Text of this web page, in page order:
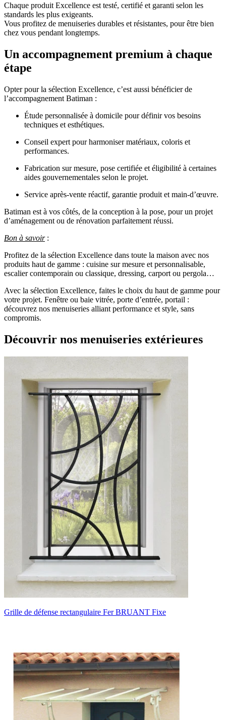
Chaque produit Excellence est testé, certifié et garanti selon les
standards les plus exigeants.
Vous profitez de menuiseries durables et résistantes, pour être bien
chez vous pendant longtemps.
Un accompagnement premium à chaque
étape
Opter pour la sélection Excellence, c’est aussi bénéficier de
l’accompagnement Batiman :
Étude personnalisée à domicile pour définir vos besoins
techniques et esthétiques.
Conseil expert pour harmoniser matériaux, coloris et
performances.
Fabrication sur mesure, pose certifiée et éligibilité à certaines
aides gouvernementales selon le projet.
Service après-vente réactif, garantie produit et main-d’œuvre.
Batiman est à vos côtés, de la conception à la pose, pour un projet
d’aménagement ou de rénovation parfaitement réussi.
Bon à savoir:
Profitez de la sélection Excellence dans toute la maison avec nos
produits haut de gamme : cuisine sur mesure et personnalisable,
escalier contemporain ou classique, dressing, carport ou pergola…
Avec la sélection Excellence, faites le choix du haut de gamme pour
votre projet. Fenêtre ou baie vitrée, porte d’entrée, portail :
découvrez nos menuiseries alliant performance et style, sans
compromis.
Découvrir nos menuiseries extérieures
Grille de défense rectangulaire Fer BRUANT Fixe